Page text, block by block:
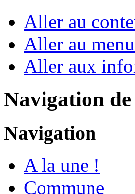
Aller au
Aller au
Aller aux
Navigation
Navigation
A la une !
Commune